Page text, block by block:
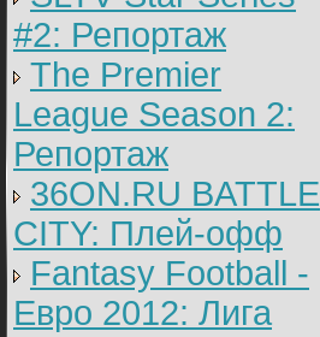
#2: Репортаж
The Premier
League Season 2:
Репортаж
36ON.RU BATTLE
CITY: Плей-офф
Fantasy Football -
Евро 2012: Лига